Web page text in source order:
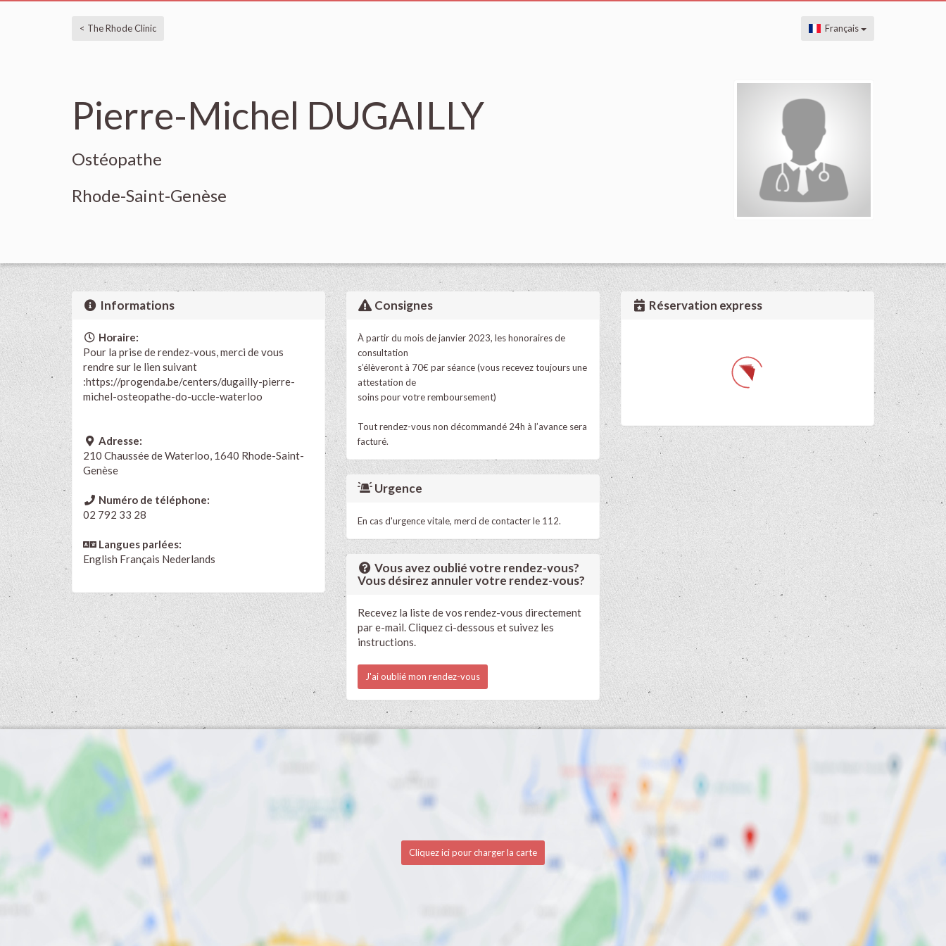
< The Rhode Clinic Français
Pierre-Michel DUGAILLY
Ostéopathe
Rhode-Saint-Genèse
Informations
Horaire:
Pour la prise de rendez-vous, merci de vous
rendre sur le lien suivant
:https://progenda.be/centers/dugailly-pierre-
michel-osteopathe-do-uccle-waterloo
Adresse:
210 Chaussée de Waterloo, 1640 Rhode-Saint-
Genèse
Numéro de téléphone:
02 792 33 28
Langues parlées:
English Français Nederlands
Consignes
À partir du mois de janvier 2023, les honoraires de
consultation
s’élèveront à 70€ par séance (vous recevez toujours une
attestation de
soins pour votre remboursement)
Tout rendez-vous non décommandé 24h à l’avance sera
facturé.
Urgence
En cas d'urgence vitale, merci de contacter le 112.
Vous avez oublié votre rendez-vous?
Vous désirez annuler votre rendez-vous?
Recevez la liste de vos rendez-vous directement
par e-mail. Cliquez ci-dessous et suivez les
instructions.
J'ai oublié mon rendez-vous
Réservation express
Cliquez ici pour charger la carte